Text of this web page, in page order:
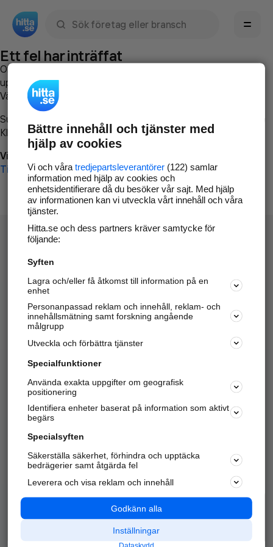
Ett fel har inträffat
Om du vill kan du
uppstod så att vi lättare och snabbare kan avhjälpa det.
Vänligen försök med följande:
Surfa till
Klicka påTillbaka-knappen i webbläsaren och försök igen
Vi beklagar besväret!
Till startsidan
Hitta.se - Gratis nummerupplysning.
Sök företag, personer och platser.
Hitta telefonnummer, adresser, företagsinfo mm.
Marknadsför företaget
Kom igång och annonsera mot
samarbetspartners nära dig.
Alla kategorier
Populära sökningar
API & Kartor
Annonsera
Integritet
Nödnummer
Bättre innehåll och tjänster med
hjälp av cookies
Vi och våra tredjepartsleverantörer(122) samlar
information med hjälp av cookies och
enhetsidentifierare då du besöker vår sajt. Med hjälp
av informationen kan vi utveckla vårt innehåll och våra
tjänster.
Hitta.se och dess partners kräver samtycke för
följande:
Syften
Lagra och/eller få åtkomst till information på en
enhet
Personanpassad reklam och innehåll, reklam- och
innehållsmätning samt forskning angående
målgrupp
Utveckla och förbättra tjänster
Specialfunktioner
Använda exakta uppgifter om geografisk
positionering
Identifiera enheter baserat på information som aktivt
begärs
Specialsyften
Säkerställa säkerhet, förhindra och upptäcka
bedrägerier samt åtgärda fel
Leverera och visa reklam och innehåll
Godkänn alla
Inställningar
Dataskydd